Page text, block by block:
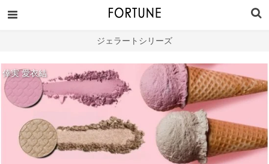
ジェラートシリーズ
倖実 愛衣結